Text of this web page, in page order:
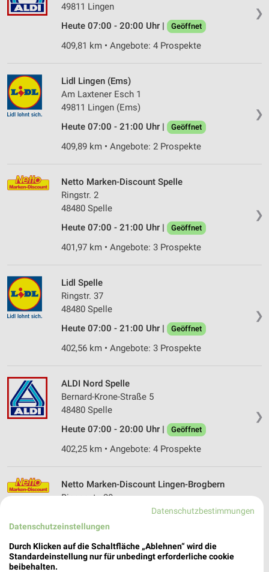
❯
49811 Lingen
Heute 07:00 - 20:00 Uhr |
Geöffnet
409,81 km • Angebote: 4 Prospekte
❯
Lidl Lingen (Ems)
Am Laxtener Esch 1
49811 Lingen (Ems)
Heute 07:00 - 21:00 Uhr |
Geöffnet
409,89 km • Angebote: 2 Prospekte
❯
Netto Marken-Discount Spelle
Ringstr. 2
48480 Spelle
Heute 07:00 - 21:00 Uhr |
Geöffnet
401,97 km • Angebote: 3 Prospekte
❯
Lidl Spelle
Ringstr. 37
48480 Spelle
Heute 07:00 - 21:00 Uhr |
Geöffnet
402,56 km • Angebote: 3 Prospekte
❯
ALDI Nord Spelle
Bernard-Krone-Straße 5
48480 Spelle
Heute 07:00 - 20:00 Uhr |
Geöffnet
402,25 km • Angebote: 4 Prospekte
Netto Marken-Discount Lingen-Brogbern
Binnenstr. 20
49811 Lingen-Brogbern
Heute 07:00 - 21:00 Uhr |
408,35 km • Angebote: 3 Prospekte
Datenschutzbestimmungen
Datenschutzeinstellungen
Durch Klicken auf die Schaltfläche „Ablehnen“ wird die
Standardeinstellung nur für unbedingt erforderliche cookie
beibehalten.